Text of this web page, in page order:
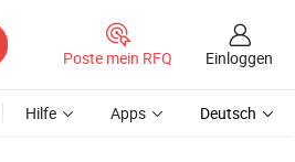
Poste mein RFQ Einloggen
Hilfe Apps Deutsch